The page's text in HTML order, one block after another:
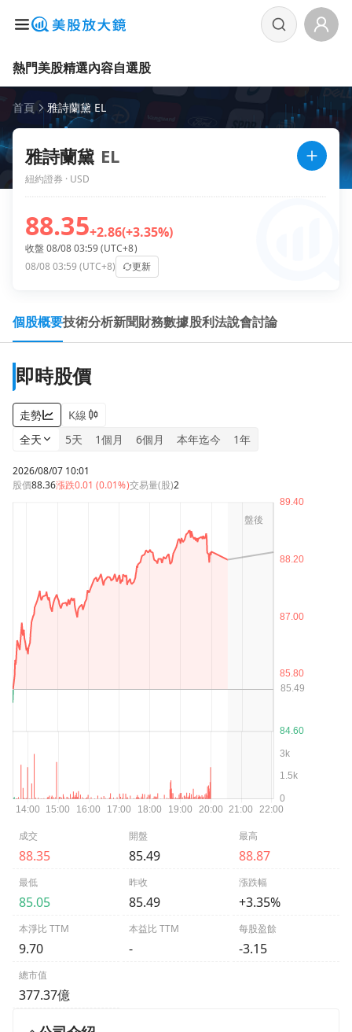
熱門美股精選內容自選股
首頁 雅詩蘭黛 EL
雅詩蘭黛 EL
紐約證券 · USD
88.35+2.86(+3.35%)
收盤 08/08 03:59 (UTC+8)
08/08 03:59 (UTC+8)
更新
個股概要技術分析新聞財務數據股利法說會討論
即時股價
走勢
K線
全天
5天 1個月 6個月 本年迄今 1年
2026/08/07 10:01
股價88.36漲跌0.01 (0.01%)交易量(股)2
成交
88.35
開盤
85.49
最高
88.87
最低
85.05
昨收
85.49
漲跌幅
+3.35%
本淨比 TTM
9.70
本益比 TTM
-
每股盈餘
-3.15
總市值
377.37億